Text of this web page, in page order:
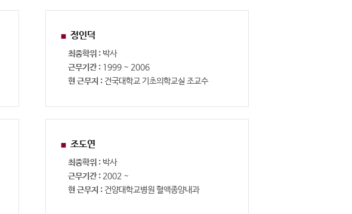
정인덕
최종학위 :박사
근무기간 : 1999 ~ 2006
현 근무지 : 건국대학교 기초의학교실 조교수
조도연
최종학위 :박사
근무기간 : 2002 ~
현 근무지 : 건양대학교병원 혈액종양내과